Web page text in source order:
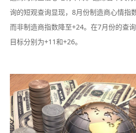
询的短观查询显现，8月份制造商心情指
而非制造商指数降至+24。在7月份的查
目标分别为+11和+26。